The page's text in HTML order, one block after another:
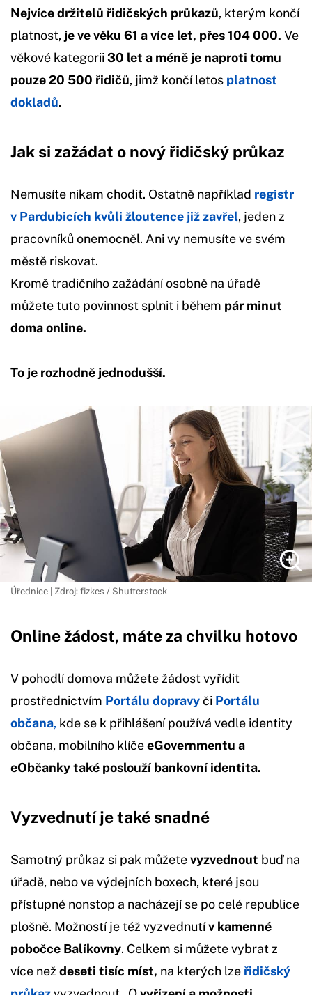
Nejvíce držitelů řidičských průkazů, kterým končí
platnost, je ve věku 61 a více let, přes 104 000. Ve
věkové kategorii 30 let a méně je naproti tomu
pouze 20 500 řidičů, jimž končí letos platnost
dokladů.
Jak si zažádat o nový řidičský průkaz
Nemusíte nikam chodit. Ostatně například registr
v Pardubicích kvůli žloutence již zavřel, jeden z
pracovníků onemocněl. Ani vy nemusíte ve svém
městě riskovat.
Kromě tradičního zažádání osobně na úřadě
můžete tuto povinnost splnit i během pár minut
doma online.
To je rozhodně jednodušší.
Úřednice | Zdroj: fizkes / Shutterstock
Online žádost, máte za chvilku hotovo
V pohodlí domova můžete žádost vyřídit
prostřednictvím Portálu dopravyči Portálu
občana, kde se k přihlášení používá vedle identity
občana, mobilního klíčeeGovernmentu a
eObčanky také poslouží bankovní identita.
Vyzvednutí je také snadné
Samotný průkaz si pak můžetevyzvednout buď na
úřadě, nebo ve výdejních boxech, které jsou
přístupné nonstop a nacházejí se po celé republice
plošně. Možností je též vyzvednutív kamenné
pobočce Balíkovny. Celkem si můžete vybrat z
více než deseti tisíc míst, na kterých lze řidičský